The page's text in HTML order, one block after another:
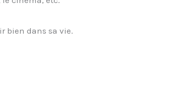
bien dans sa vie.